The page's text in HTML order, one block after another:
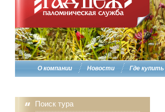
О компании Новости Где купить
Поиск тура